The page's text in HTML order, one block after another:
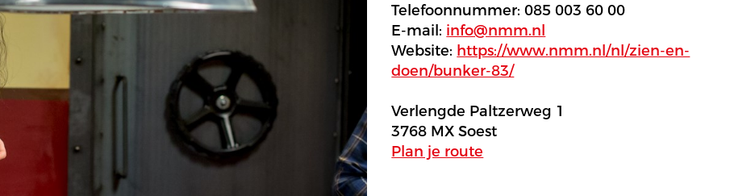
Telefoonnummer: 085 003 60 00
E-mail: info@nmm.nl
Website: https://www.nmm.nl/nl/zien-en-
doen/bunker-83/
Verlengde Paltzerweg 1
3768 MX Soest
Plan je route